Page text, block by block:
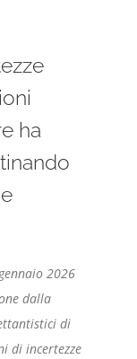
ha
2026
dalla
di
di incertezze